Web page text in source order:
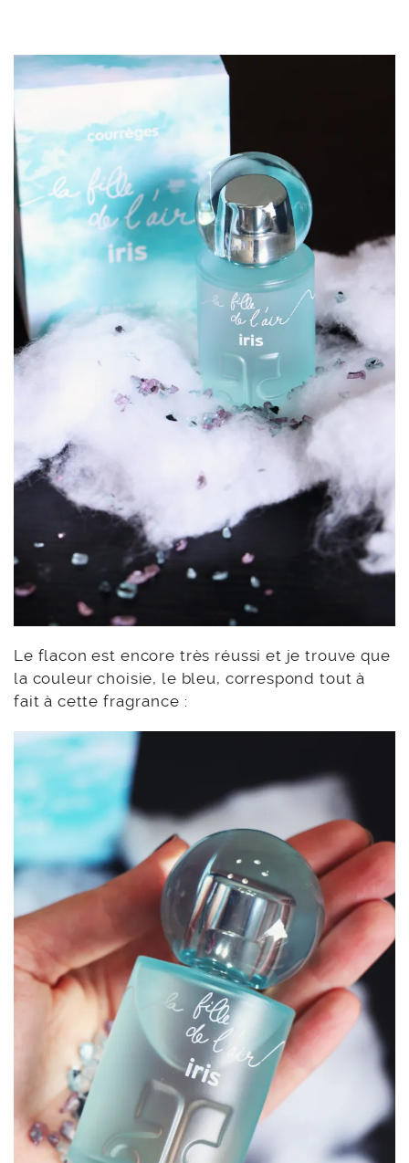
Le flacon est encore très réussi et je trouve que
la couleur choisie, le bleu, correspond tout à
fait à cette fragrance :